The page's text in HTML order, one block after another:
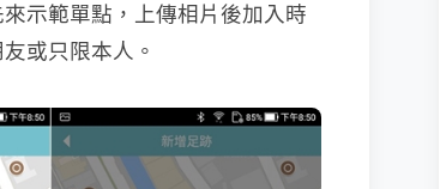
示範單點，上傳相片後加入時
或只限本人。